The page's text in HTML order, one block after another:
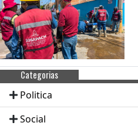
Categorias
Politica
Social